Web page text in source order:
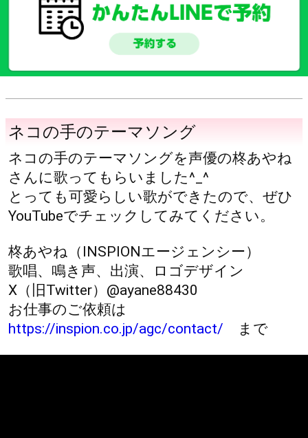
ネコの手のテーマソング
ネコの手のテーマソングを声優の柊あやね
さんに歌ってもらいました^_^
とっても可愛らしい歌ができたので、ぜひ
YouTubeでチェックしてみてください。
柊あやね（INSPIONエージェンシー）
歌唱、鳴き声、出演、ロゴデザイン
X（旧Twitter）@ayane88430
お仕事のご依頼は
https://inspion.co.jp/agc/contact/ まで